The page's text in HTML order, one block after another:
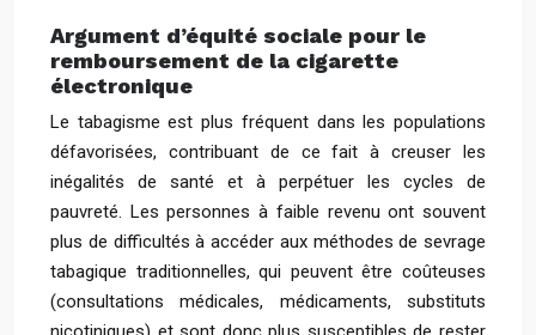
Argument d’équité sociale pour le
remboursement de la cigarette
électronique
Le tabagisme est plus fréquent dans les populations
défavorisées, contribuant de ce fait à creuser les
inégalités de santé et à perpétuer les cycles de
pauvreté. Les personnes à faible revenu ont souvent
plus de difficultés à accéder aux méthodes de sevrage
tabagique traditionnelles, qui peuvent être coûteuses
(consultations médicales, médicaments, substituts